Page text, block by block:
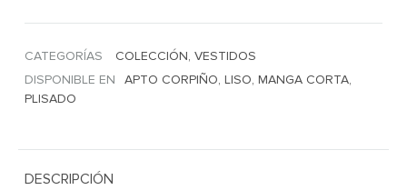
CATEGORÍAS COLECCIÓN, VESTIDOS
DISPONIBLE EN
APTO CORPIÑO, LISO, MANGA CORTA,
PLISADO
DESCRIPCIÓN